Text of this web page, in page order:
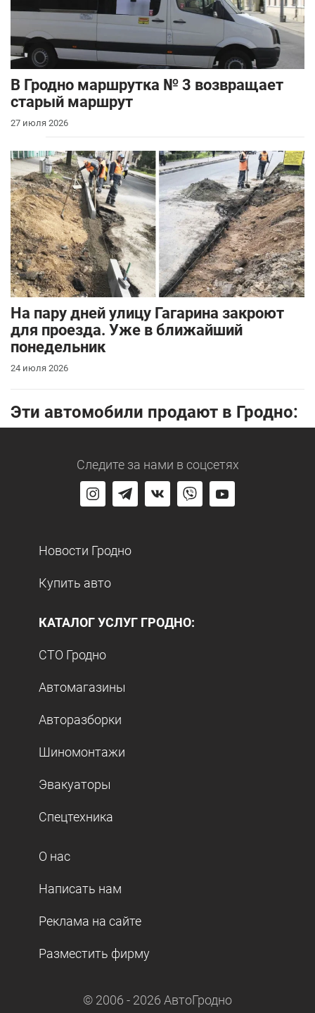
В Гродно маршрутка № 3 возвращает
старый маршрут
27 июля 2026
На пару дней улицу Гагарина закроют
для проезда. Уже в ближайший
понедельник
24 июля 2026
Эти автомобили продают в Гродно:
Следите за нами в соцсетях
Новости Гродно
Купить авто
КАТАЛОГ УСЛУГ ГРОДНО:
СТО Гродно
Автомагазины
Авторазборки
Шиномонтажи
Эвакуаторы
Спецтехника
О нас
Написать нам
Реклама на сайте
Разместить фирму
© 2006 - 2026 АвтоГродно